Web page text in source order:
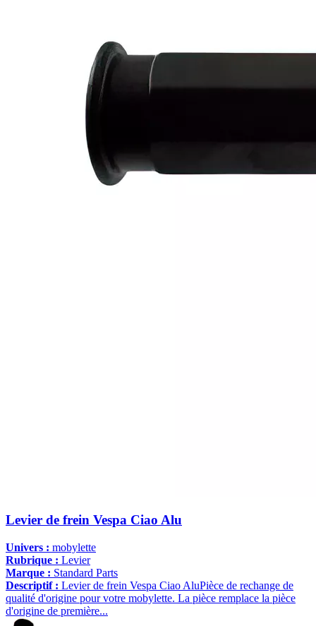
Levier de frein Vespa Ciao Alu
Univers : mobylette
Rubrique : Levier
Marque : Standard Parts
Descriptif : Levier de frein Vespa Ciao AluPièce de rechange de
qualité d'origine pour votre mobylette. La pièce remplace la pièce
d'origine de première...